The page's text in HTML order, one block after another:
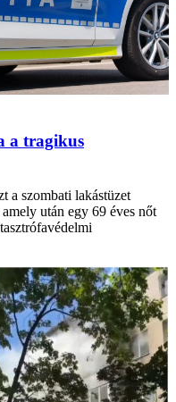
a tragikus
a szombati lakástüzet
után egy 69 éves nőt